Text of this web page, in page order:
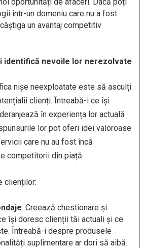
într-un domeniu care nu a fost
un avantaj competitiv
identifică nevoile lor nerezolvate
nișe neexploatate este să asculți
clienți. Întreabă-i ce își
în experiența lor actuală
lor pot oferi idei valoroase
care nu au fost încă
competitorii din piață.
clienților:
: Creează chestionare și
își doresc clienții tăi actuali și ce
Întreabă-i despre produsele
suplimentare ar dori să aibă.